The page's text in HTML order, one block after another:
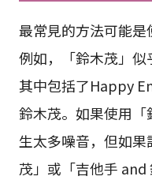
最常見的方法可能是
例如，「鈴木茂」似
其中包括了Happy
鈴木茂。如果使用
生太多噪音，但如
茂」或「吉他手